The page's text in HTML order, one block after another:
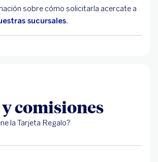
sobre cómo solicitarla acercate a
sucursales.
comisiones
la Tarjeta Regalo?